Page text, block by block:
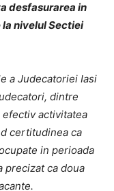
desfasurarea in
nivelul Sectiei
a Judecatoriei Iasi
dintre
efectiv activitatea
certitudinea ca
in perioada
precizat ca doua